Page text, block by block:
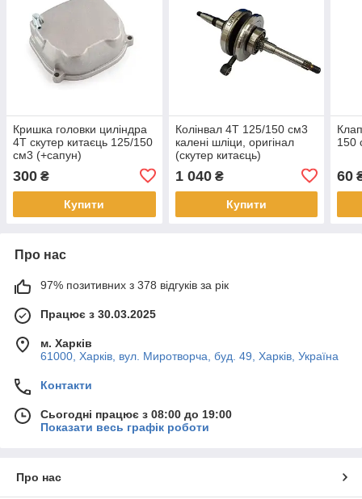
Кришка головки циліндра
4T скутер китаєць 125/150
см3 (+сапун)
300 ₴
Купити
Колінвал 4T 125/150 см3
калені шліци, оригінал
(скутер китаєць)
1 040₴
Купити
150
60
Про нас
97% позитивних з 378 відгуків за рік
Працює з 30.03.2025
м. Харків
61000, Харків, вул. Миротворча, буд. 49, Харків, Україна
Контакти
Сьогодні працює з 08:00 до 19:00
Показати весь графік роботи
Про нас